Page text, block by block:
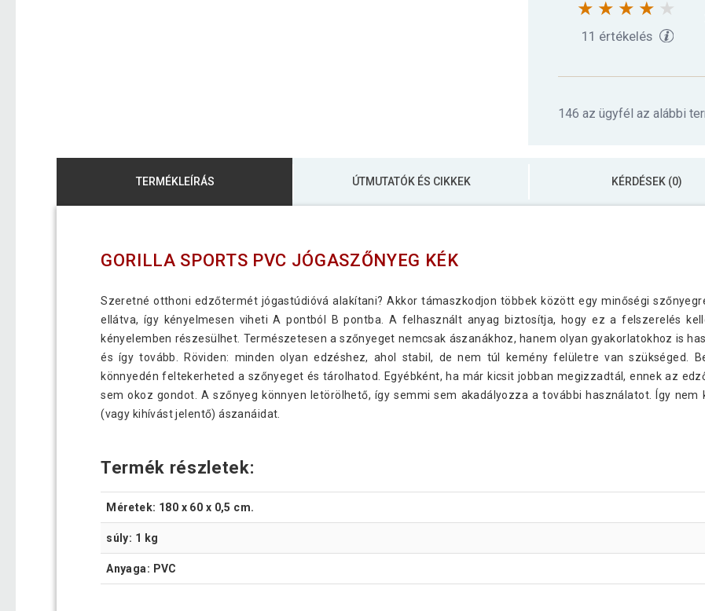
11 értékelés
146 az ügyfél az alábbi
TERMÉKLEÍRÁS ÚTMUTATÓK ÉS CIKKEK KÉRDÉSEK (0)
GORILLA SPORTS PVC JÓGASZŐNYEG KÉK
Szeretné otthoni edzőtermét jógastúdióvá alakítani? Akkor támaszkodjon többek között egy minőségi
ellátva, így kényelmesen viheti A pontból B pontba. A felhasznált anyag biztosítja, hogy ez a felszerelés
kényelemben részesülhet. Természetesen a szőnyeget nemcsak ászanákhoz, hanem olyan gyakorlatokhoz is
és így tovább. Röviden: minden olyan edzéshez, ahol stabil, de nem túl kemény felületre van szükséged.
könnyedén feltekerheted a szőnyeget és tárolhatod. Egyébként, ha már kicsit jobban megizzadtál, ennek az
sem okoz gondot. A szőnyeg könnyen letörölhető, így semmi sem akadályozza a további használatot. Így
(vagy kihívást jelentő) ászanáidat.
Termék részletek:
Méretek: 180 x 60 x 0,5 cm.
súly: 1 kg
Anyaga: PVC